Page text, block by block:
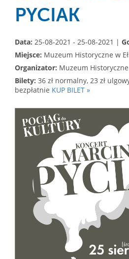
PYCIAK
Data: 25-08-2021 - 25-08-2021 |
Miejsce: Muzeum Historyczne w
Organizator: Muzeum Historyczne
Bilety: 36 zł normalny, 23 zł
bezpłatnie KUP BILET »